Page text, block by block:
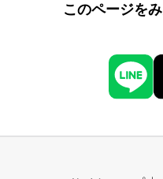
このページを